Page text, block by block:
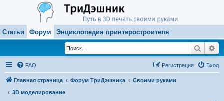
Статьи Форум Энциклопедия принтеростроителя
Поиск
FAQ Вход
Регистрация
Главная страница Форум ТриДэшника
Своими руками
3D моделирование